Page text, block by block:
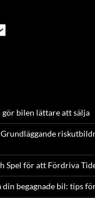
gör bilen lättare att sälja
Spel för att Fördriva
din begagnade bil: tips